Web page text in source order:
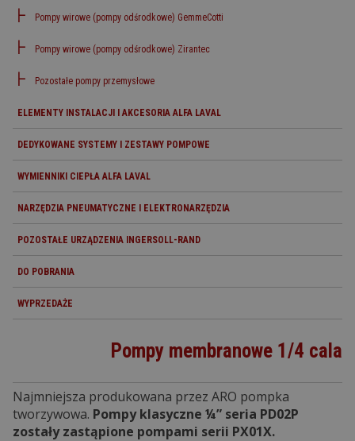
Pompy wirowe (pompy odśrodkowe) GemmeCotti
Pompy wirowe (pompy odśrodkowe) Zirantec
Pozostałe pompy przemysłowe
ELEMENTY INSTALACJI I AKCESORIA ALFA LAVAL
DEDYKOWANE SYSTEMY I ZESTAWY POMPOWE
WYMIENNIKI CIEPŁA ALFA LAVAL
NARZĘDZIA PNEUMATYCZNE I ELEKTRONARZĘDZIA
POZOSTAŁE URZĄDZENIA INGERSOLL-RAND
DO POBRANIA
WYPRZEDAŻE
Pompy membranowe 1/4 cala
Najmniejsza produkowana przez ARO pompka
tworzywowa. Pompy klasyczne ¼” seria PD02P
zostały zastąpione pompami serii PX01X.